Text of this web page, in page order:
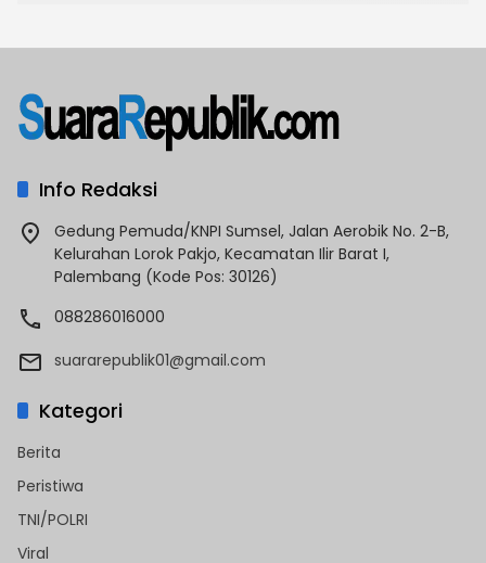
Info Redaksi
Gedung Pemuda/KNPI Sumsel, Jalan Aerobik No. 2-B,
Kelurahan Lorok Pakjo, Kecamatan Ilir Barat I,
Palembang (Kode Pos: 30126)
088286016000
suararepublik01@gmail.com
Kategori
Berita
Peristiwa
TNI/POLRI
Viral